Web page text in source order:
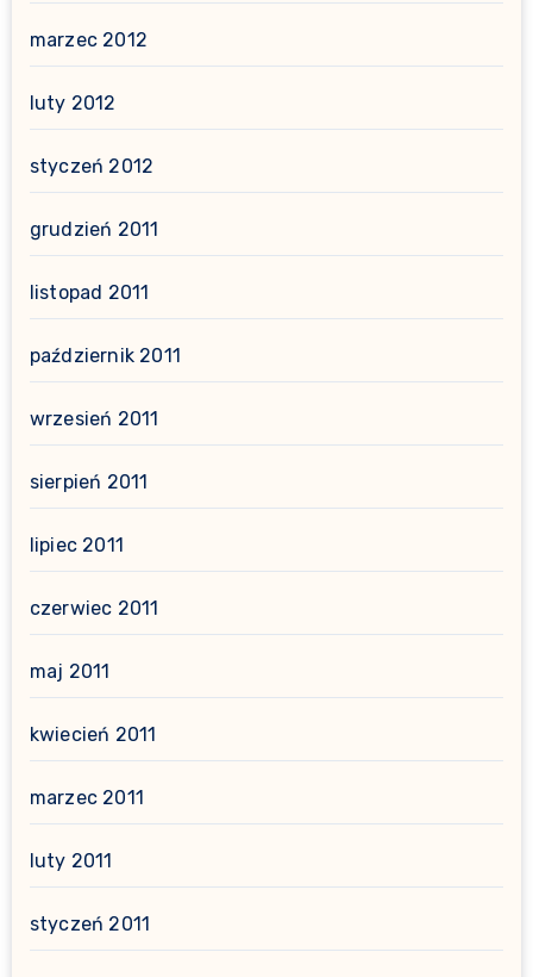
marzec 2012
luty 2012
styczeń 2012
grudzień 2011
listopad 2011
październik 2011
wrzesień 2011
sierpień 2011
lipiec 2011
czerwiec 2011
maj 2011
kwiecień 2011
marzec 2011
luty 2011
styczeń 2011